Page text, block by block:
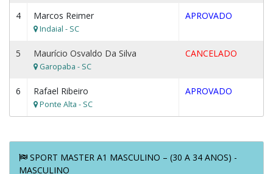
4 Marcos Reimer
Indaial - SC
APROVADO
5 Maurício Osvaldo Da Silva
Garopaba - SC
CANCELADO
6 Rafael Ribeiro
Ponte Alta - SC
APROVADO
SPORT MASTER A1 MASCULINO – (30 A 34 ANOS) -
MASCULINO